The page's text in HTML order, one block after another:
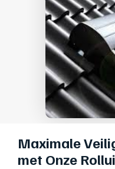
Maximale
met Onze